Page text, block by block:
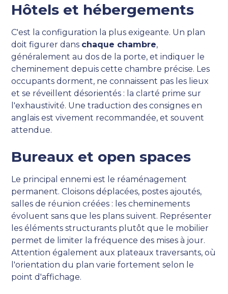
Hôtels et hébergements
C'est la configuration la plus exigeante. Un plan
doit figurer dans chaque chambre,
généralement au dos de la porte, et indiquer le
cheminement depuis cette chambre précise. Les
occupants dorment, ne connaissent pas les lieux
et se réveillent désorientés : la clarté prime sur
l'exhaustivité. Une traduction des consignes en
anglais est vivement recommandée, et souvent
attendue.
Bureaux et open spaces
Le principal ennemi est le réaménagement
permanent. Cloisons déplacées, postes ajoutés,
salles de réunion créées : les cheminements
évoluent sans que les plans suivent. Représenter
les éléments structurants plutôt que le mobilier
permet de limiter la fréquence des mises à jour.
Attention également aux plateaux traversants, où
l'orientation du plan varie fortement selon le
point d'affichage.